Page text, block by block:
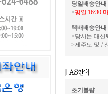
당일배송안내
>평일 16:30
택배배송안내
>당사는 대신
>제주도 및 /
초기불량